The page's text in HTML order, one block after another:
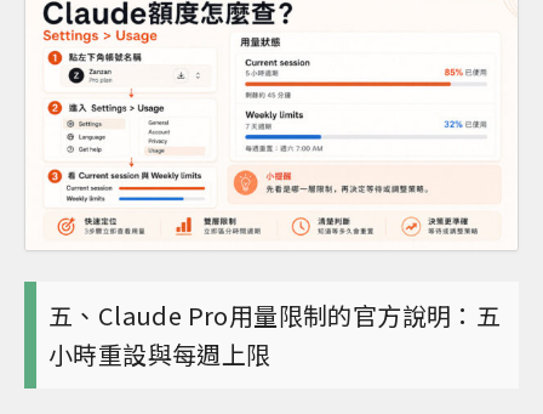
五、Claude Pro用量限制的官方說明：五
小時重設與每週上限